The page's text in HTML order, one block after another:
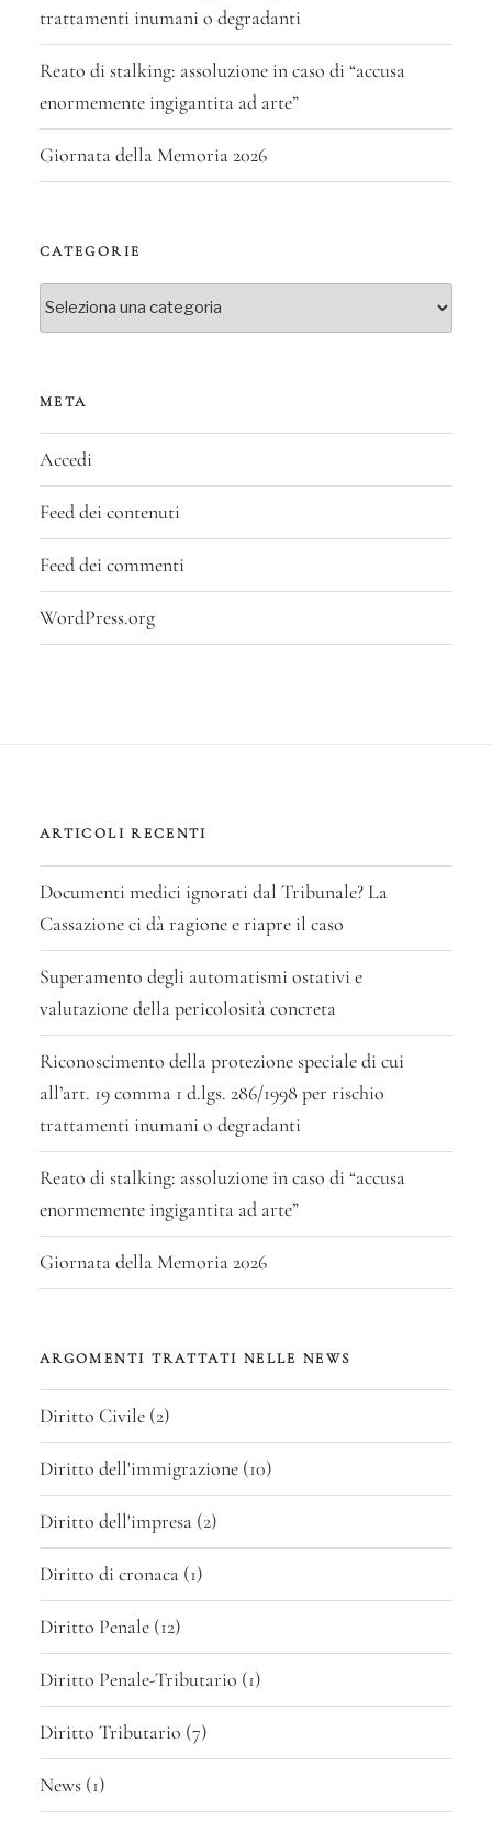
trattamenti inumani o degradanti
Reato di stalking: assoluzione in caso di “accusa
enormemente ingigantita ad arte”
Giornata della Memoria 2026
CATEGORIE
Categorie
META
Accedi
Feed dei contenuti
Feed dei commenti
WordPress.org
ARTICOLI RECENTI
Documenti medici ignorati dal Tribunale? La
Cassazione ci dà ragione e riapre il caso
Superamento degli automatismi ostativi e
valutazione della pericolosità concreta
Riconoscimento della protezione speciale di cui
all’art. 19 comma 1 d.lgs. 286/1998 per rischio
trattamenti inumani o degradanti
Reato di stalking: assoluzione in caso di “accusa
enormemente ingigantita ad arte”
Giornata della Memoria 2026
ARGOMENTI TRATTATI NELLE NEWS
Diritto Civile (2)
Diritto dell'immigrazione (10)
Diritto dell'impresa (2)
Diritto di cronaca (1)
Diritto Penale (12)
Diritto Penale-Tributario (1)
Diritto Tributario (7)
News (1)